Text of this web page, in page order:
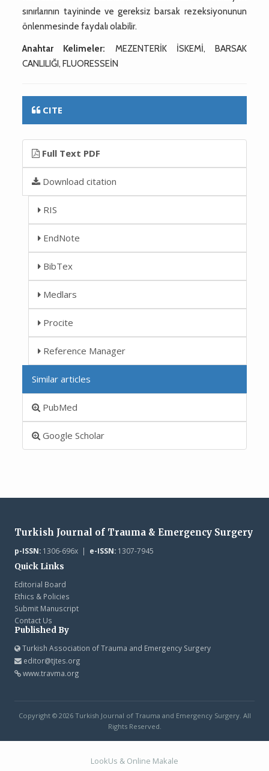
sınırlarının tayininde ve gereksiz barsak rezeksiyonunun
önlenmesinde faydalı olabilir.
Anahtar Kelimeler: MEZENTERİK İSKEMİ, BARSAK
CANLILIĞI, FLUORESSEİN
CITE
Full Text PDF
Download citation
RIS
EndNote
BibTex
Medlars
Procite
Reference Manager
Similar articles
PubMed
Google Scholar
Turkish Journal of Trauma & Emergency Surgery
p-ISSN:1306-696x | e-ISSN:1307-7945
Quick Links
Editorial Board
Ethics & Policies
Submit Manuscript
Contact Us
Published By
Turkish Association of Trauma and Emergency Surgery
editor@tjtes.org
www.travma.org
Copyright © 2026 Turkish Journal of Trauma and Emergency Surgery. All
Rights Reserved.
LookUs & Online Makale